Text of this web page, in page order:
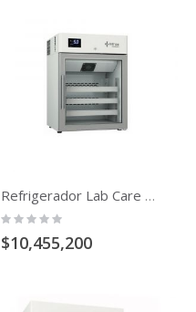
Refrigerador Lab Care Temperatura 2 A 8 C De 160 Lt Puerta De Vidrio
Rating:
0%
$10,455,200